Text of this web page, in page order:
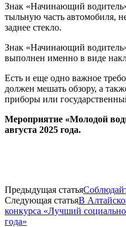
Знак «Начинающий
тыльную часть автомобиля,
заднее стекло.
Знак «Начинающий
выполнен именно в виде
Есть и еще одно важное
должен мешать обзору, а
приборы или
Мероприятие «Молодой
августа 2025 года.
Предыдущая статья
Следующая статьяВ
конкурса «Лучший
года»